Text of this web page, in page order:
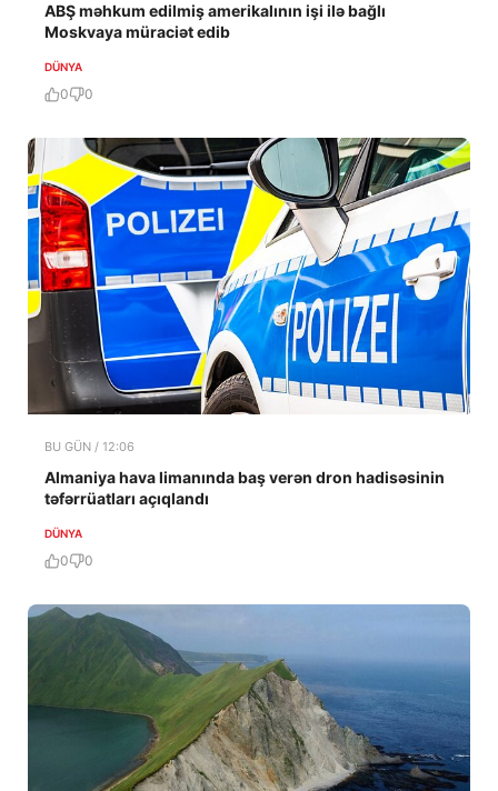
ABŞ məhkum edilmiş amerikalının işi ilə bağlı
Moskvaya müraciət edib
DÜNYA
0 0
BU GÜN / 12:06
Almaniya hava limanında baş verən dron hadisəsinin
təfərrüatları açıqlandı
DÜNYA
0 0